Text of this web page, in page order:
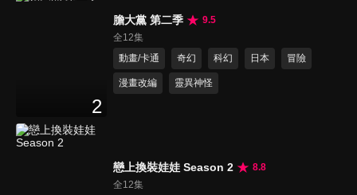
2
膽大黨 第二季
9.5
全12集
動畫/卡通
奇幻 科幻 日本 冒險
漫畫改編 靈異神怪
戀上換裝娃娃 Season 2
8.8
全12集